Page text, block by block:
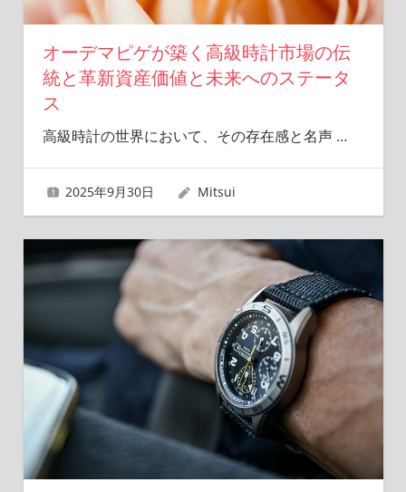
オーデマピゲが築く高級時計市場の伝
統と革新資産価値と未来へのステータ
ス
高級時計の世界において、その存在感と名声 …
2025年9月30日 Mitsui